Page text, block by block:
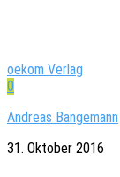
oekom Verlag
0
Andreas Bangemann
31. Oktober 2016